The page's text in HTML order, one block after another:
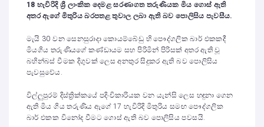
18 හැවිරිදි ශ්‍රී ලාංකික දෙමළ සරණාගත තරුණියක මිය ගොස් ඇති
අතර ඇගේ මිතුරිය බරපතළ තුවාල ලබා ඇති බව පොලිසිය පැවසීය.
මැයි 30 වන සෙනසුරාදා කොයම්බේඩු හි පෞද්ගලික බාර් එකකදී
මියගිය තරුණියගේ කණ්ඩායම සහ පිරිමින් පිරිසක් අතර ඇති වූ
බහින්බස් වීමක දිගුවක් ලෙස අනතුර සිදුකර ඇති බව පොලිසිය
පැවසුවේය.
විල්ලුපුරම් දිස්ත්‍රික්කයේ පදිංචිකාරියක වන යැන්සි ලෙස හඳුනා ගෙන
ඇති මිය ගිය තරුණිය ඇගේ 17 හැවිරිදි මිතුරිය සමඟ පෞද්ගලික
බාර් එකක විනෝද වීමට ගොස් ඇති බව පොලිසිය පවසයි.